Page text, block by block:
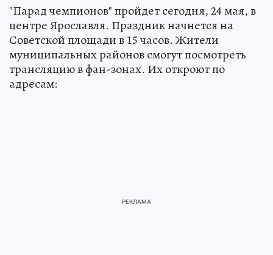
"Парад чемпионов" пройдет сегодня, 24 мая, в
центре Ярославля. Праздник начнется на
Советской площади в 15 часов. Жители
муниципальных районов смогут посмотреть
трансляцию в фан-зонах. Их откроют по
адресам: